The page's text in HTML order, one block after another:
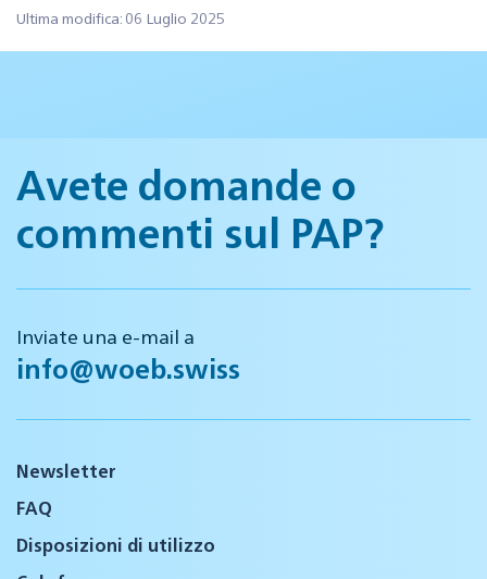
Ultima modifica: 06 Luglio 2025
Avete domande o
commenti sul PAP?
Inviate una e-mail a
info@woeb.swiss
Newsletter
FAQ
Disposizioni di utilizzo